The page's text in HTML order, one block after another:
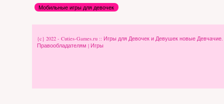
Мобильные игры для девочек
{c} 2022 - Cuties-Games.ru :: Игры для Девочек и Девушек новые
Правообладателям | Игры